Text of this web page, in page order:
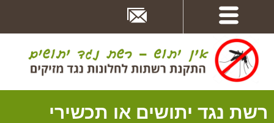
העמוד
רשת נגד יתושים או תכשירי